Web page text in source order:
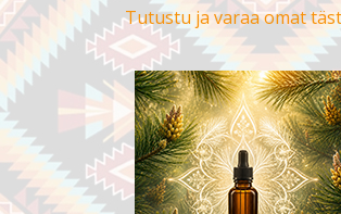
Tutustu ja varaa omat